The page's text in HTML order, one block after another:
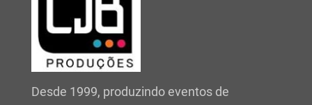
Desde 1999, produzindo eventos de